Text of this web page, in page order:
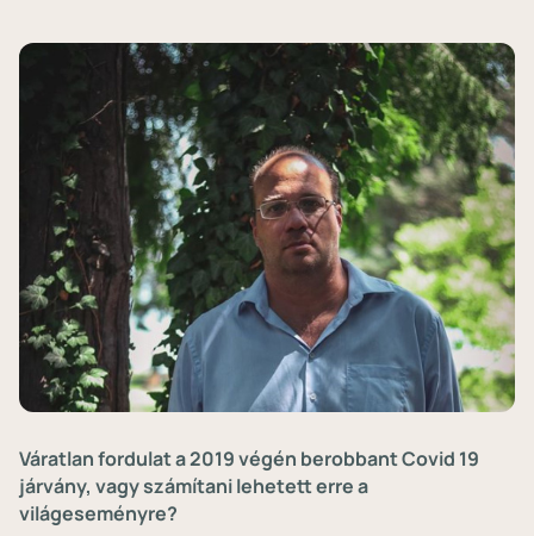
Váratlan fordulat a 2019 végén berobbant Covid 19
járvány, vagy számítani lehetett erre a
világeseményre?